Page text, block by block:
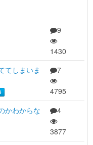
9
1430
てしまいま
7
4795
かわからな
4
3877